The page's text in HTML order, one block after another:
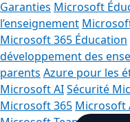
Garanties Microsoft
l’enseignement
Microsoft 365 Éducation
développement des
parents Azure pour les
Microsoft AISécurité
Microsoft 365 Microsoft